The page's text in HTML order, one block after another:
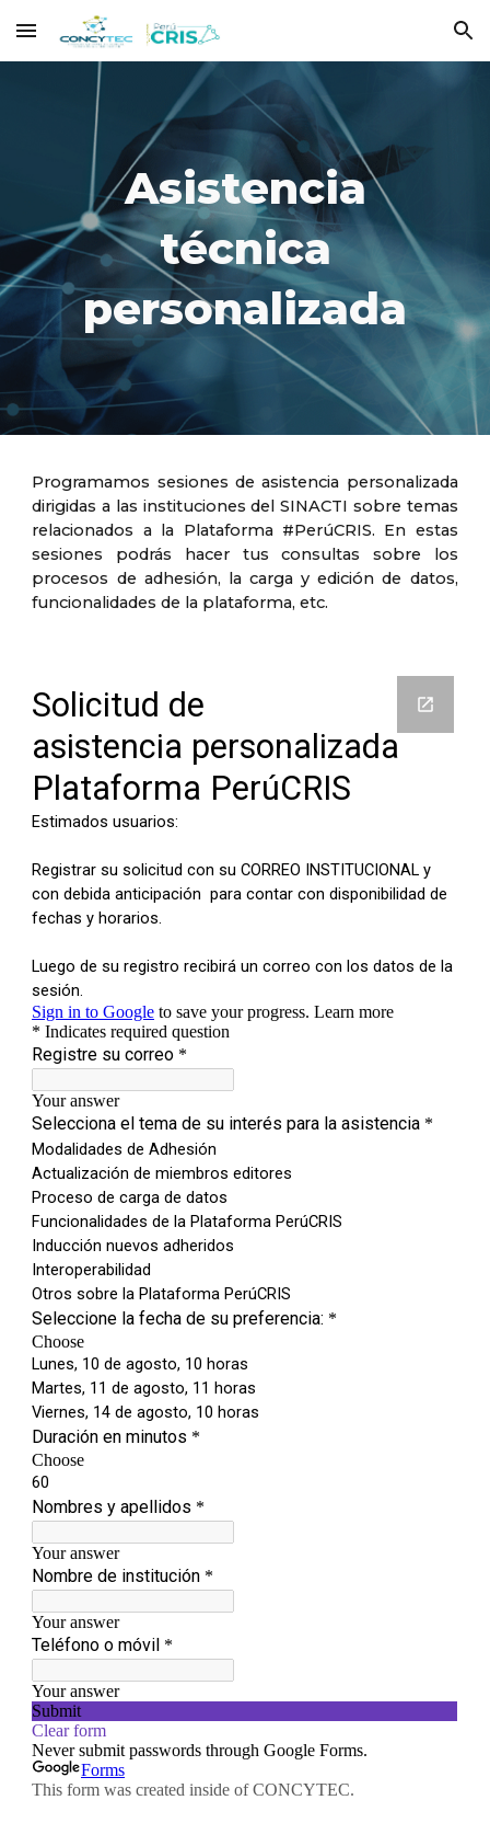
Skip to main content Skip to navigation
Asistencia
técnica
personalizada
Programamos sesiones de asistencia personalizada
dirigidas a las instituciones del SINACTI sobre temas
relacionados a la Plataforma #PerúCRIS. En estas
sesiones podrás hacer tus consultas sobre los
procesos de adhesión, la carga y edición de datos,
funcionalidades de la plataforma, etc.